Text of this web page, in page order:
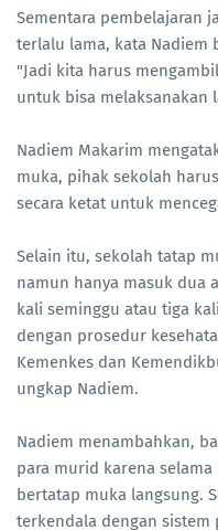
Sementara pembelajaran
terlalu lama, kata Nadiem
"Jadi kita harus
untuk bisa melaksanakan
Nadiem Makarim
muka, pihak sekolah
secara ketat untuk
Selain itu, sekolah tatap
namun hanya masuk dua
kali seminggu atau tiga
dengan prosedur
Kemenkes dan
ungkap Nadiem.
Nadiem menambahkan,
para murid karena
bertatap muka langsung.
terkendala dengan sistem